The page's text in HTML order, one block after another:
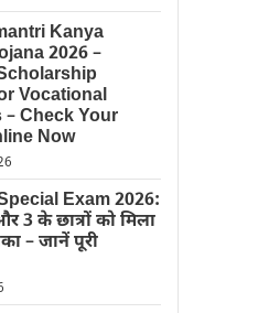
Kanya
2026 –
Vocational
Check Your
Now
Exam 2026:
3 के छात्रों को मिला
– जानें पूरी